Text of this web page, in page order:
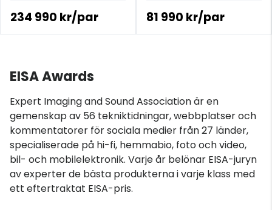
234 990 kr/par 81 990 kr/par
EISA Awards
Expert Imaging and Sound Association är en
gemenskap av 56 tekniktidningar, webbplatser och
kommentatorer för sociala medier från 27 länder,
specialiserade på hi-fi, hemmabio, foto och video,
bil- och mobilelektronik. Varje år belönar EISA-juryn
av experter de bästa produkterna i varje klass med
ett eftertraktat EISA-pris.